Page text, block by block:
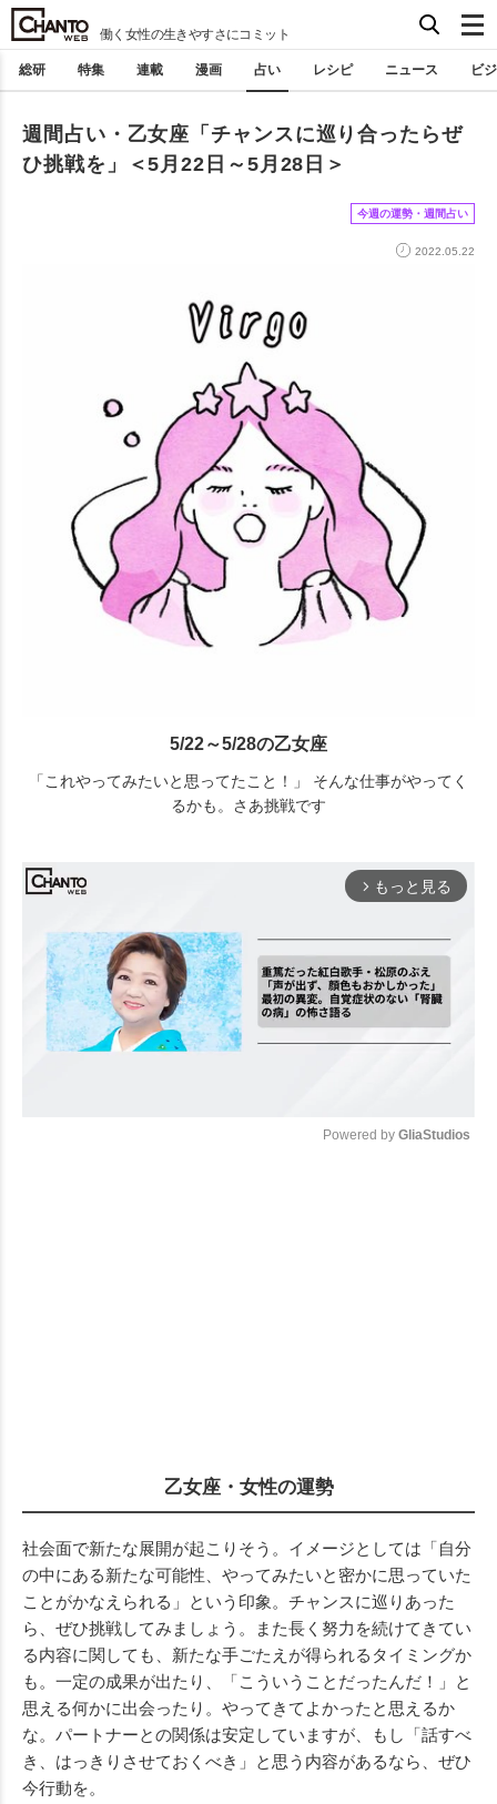
働く女性の生きやすさにコミット
総研 特集 連載 漫画 占い レシピ ニュース ビ
週間占い・乙女座「チャンスに巡り合ったらぜ
ひ挑戦を」＜5月22日～5月28日＞
今週の運勢・週間占い
2022.05.22
5/22～5/28の乙女座
「これやってみたいと思ってたこと！」 そんな仕事がやってく
るかも。さあ挑戦です
arrow_forward_ios もっと見る
Powered by GliaStudios
乙女座・女性の運勢
社会面で新たな展開が起こりそう。イメージとしては「自分
の中にある新たな可能性、やってみたいと密かに思っていた
ことがかなえられる」という印象。チャンスに巡りあった
ら、ぜひ挑戦してみましょう。また長く努力を続けてきてい
る内容に関しても、新たな手ごたえが得られるタイミングか
も。一定の成果が出たり、「こういうことだったんだ！」と
思える何かに出会ったり。やってきてよかったと思えるか
な。パートナーとの関係は安定していますが、もし「話すべ
き、はっきりさせておくべき」と思う内容があるなら、ぜひ
今行動を。